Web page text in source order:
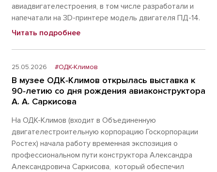
авиадвигателестроения, в том числе разработали и
напечатали на 3D-принтере модель двигателя ПД-14.
Читать подробнее
25.05.2026 #ОДК-Климов
В музее ОДК‑Климов открылась выставка к
90‑летию со дня рождения авиаконструктора
А. А. Саркисова
На ОДК-Климов (входит в Объединенную
двигателестроительную корпорацию Госкорпорации
Ростех) начала работу временная экспозиция о
профессиональном пути конструктора Александра
Александровича Саркисова, который обеспечил